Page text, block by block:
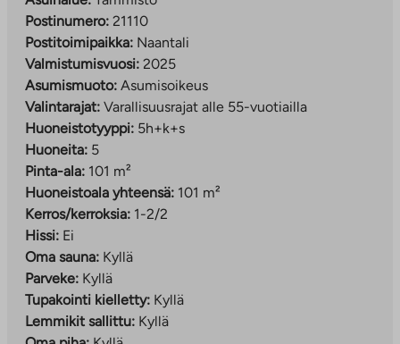
Postinumero: 21110
Postitoimipaikka: Naantali
Valmistumisvuosi: 2025
Asumismuoto: Asumisoikeus
Valintarajat: Varallisuusrajat alle 55-vuotiailla
Huoneistotyyppi: 5h+k+s
Huoneita: 5
Pinta-ala: 101 m²
Huoneistoala yhteensä: 101 m²
Kerros/kerroksia: 1-2/2
Hissi: Ei
Oma sauna: Kyllä
Parveke: Kyllä
Tupakointi kielletty: Kyllä
Lemmikit sallittu: Kyllä